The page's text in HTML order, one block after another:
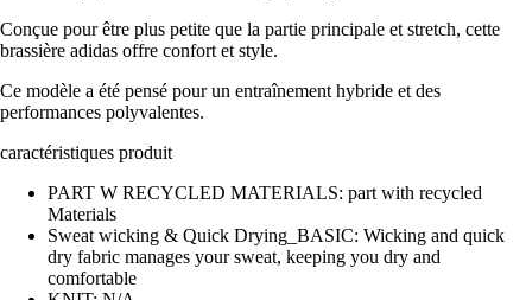
Conçue pour être plus petite que la partie principale et stretch, cette
brassière adidas offre confort et style.
Ce modèle a été pensé pour un entraînement hybride et des
performances polyvalentes.
caractéristiques produit
PART W RECYCLED MATERIALS: part with recycled
Materials
Sweat wicking & Quick Drying_BASIC: Wicking and quick
dry fabric manages your sweat, keeping you dry and
comfortable